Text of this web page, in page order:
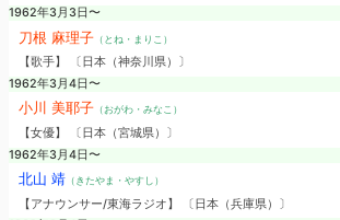
1962年3月3日〜
刀根 麻理子（とね・まりこ）
【歌手】 〔日本（神奈川県）〕
1962年3月4日〜
小川 美耶子（おがわ・みなこ）
【女優】 〔日本（宮城県）〕
1962年3月4日〜
北山 靖（きたやま・やすし）
【アナウンサー/東海ラジオ】 〔日本（兵庫県）〕